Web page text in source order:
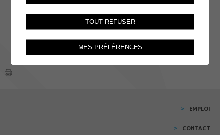
28 01 02 03 04
EMPLOI
CONTACT
TOUT REFUSER
MES PRÉFÉRENCES